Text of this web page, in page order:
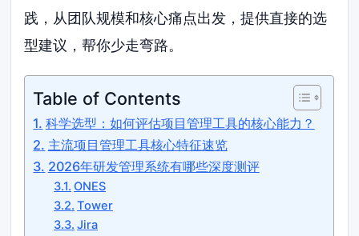
践，从团队规模和核心痛点出发，提供直接的选
型建议，帮你少走弯路。
Table of Contents
科学选型：如何评估项目管理工具的核心能力？
主流项目管理工具核心特征速览
2026年研发管理系统有哪些深度测评
ONES
Tower
Jira